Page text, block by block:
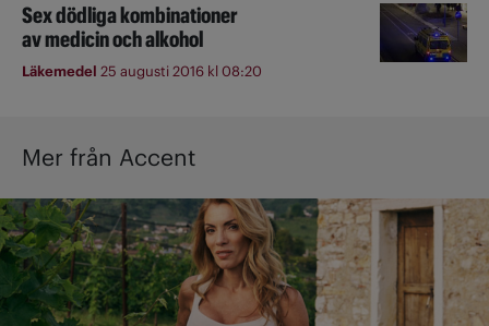
Sex dödliga kombinationer
av medicin och alkohol
Läkemedel 25 augusti 2016 kl 08:20
Mer från Accent